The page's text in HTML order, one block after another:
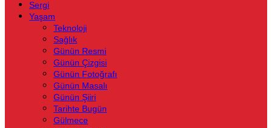
Sergi
Yaşam
Teknoloji
Sağlık
Günün Resmi
Günün Çizgisi
Günün Fotoğrafı
Günün Masalı
Günün Şiiri
Tarihte Bugün
Gülmece